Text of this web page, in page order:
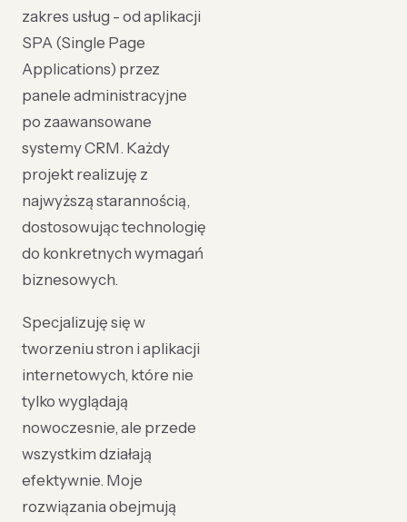
zakres usług - od aplikacji
SPA (Single Page
Applications) przez
panele administracyjne
po zaawansowane
systemy CRM. Każdy
projekt realizuję z
najwyższą starannością,
dostosowując technologię
do konkretnych wymagań
biznesowych.
Specjalizuję się w
tworzeniu stron i aplikacji
internetowych, które nie
tylko wyglądają
nowoczesnie, ale przede
wszystkim działają
efektywnie. Moje
rozwiązania obejmują